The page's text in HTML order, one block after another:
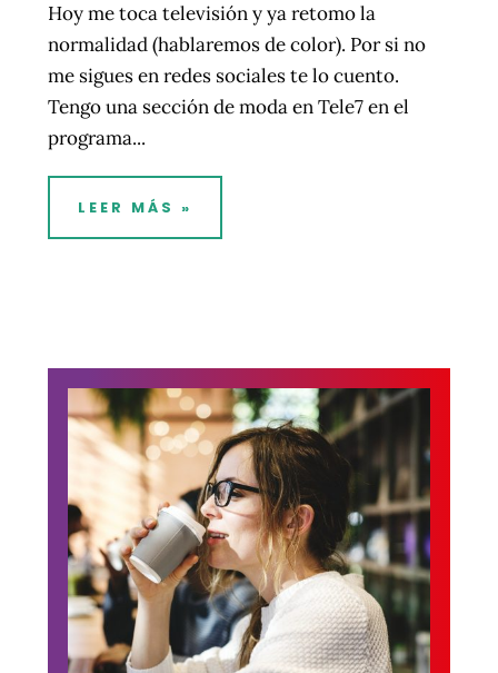
Hoy me toca televisión y ya retomo la
normalidad (hablaremos de color). Por si no
me sigues en redes sociales te lo cuento.
Tengo una sección de moda en Tele7 en el
programa...
LEER MÁS »